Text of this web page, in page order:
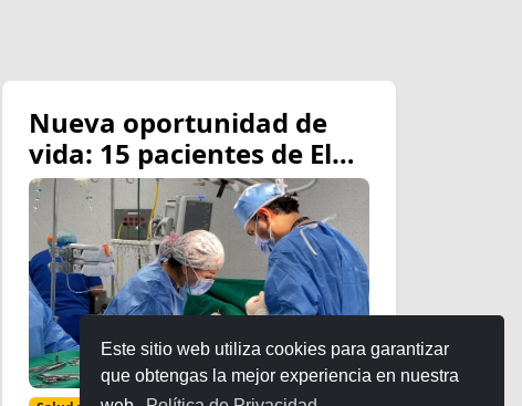
Este sitio web utiliza cookies para garantizar
que obtengas la mejor experiencia en nuestra
Nueva oportunidad de
vida: 15 pacientes de El
Coca viajan a Quito para
recibir cirugías gratuitas
tras exitosas brigadas
médicas